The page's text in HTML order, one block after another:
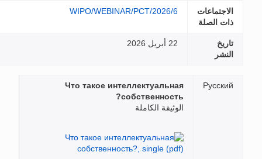
الاجتماعات
ذات الصلة
WIPO/WEBINAR/PCT/2026/6
تاريخ
النشر
22 أبريل 2026
Русский
Что такое интеллектуальная
собственность?
الوثيقة الكاملة